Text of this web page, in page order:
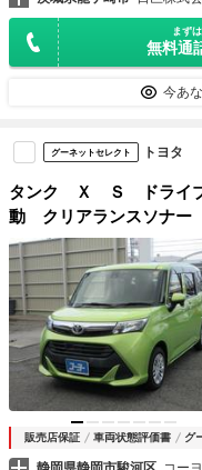
まず
無料通
今あ
グーネットセレクト トヨタ
タンク Ｘ Ｓ ドライブ
動 クリアランスソナー
ト スマートキー アイ
シートヒーター ウォー
販売店保証 車両状態評価書 グ